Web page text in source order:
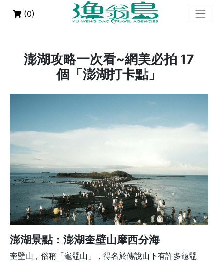
(0)
澎湖攻略一次看~網美必拍 17
個「澎湖打卡點」
澎湖景點：澎湖奎壁山摩西分海
奎壁山，俗稱「龜鼊山」，得名於傳說山下有許多龜鼊